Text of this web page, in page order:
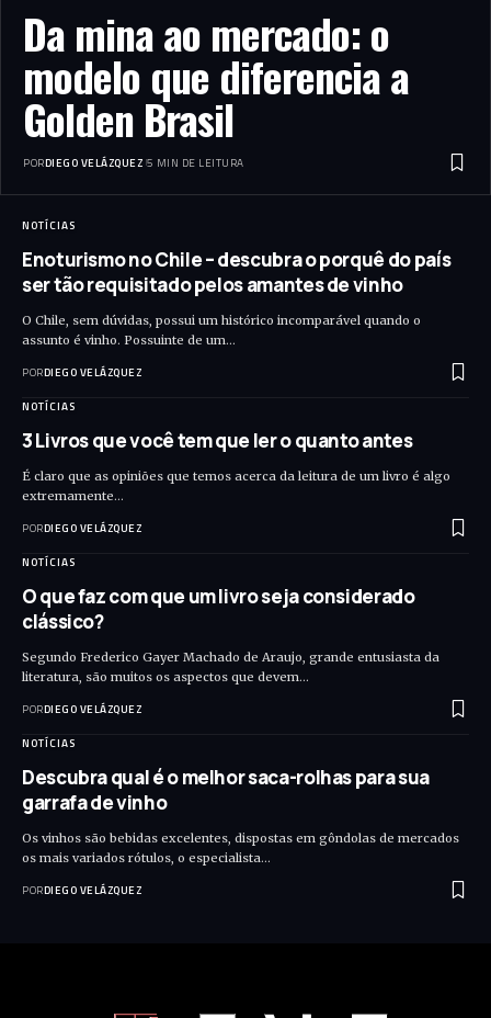
Da mina ao mercado: o
modelo que diferencia a
Golden Brasil
PORDIEGO VELÁZQUEZ 5 MIN DE LEITURA
NOTÍCIAS
Enoturismo no Chile – descubra o porquê do país
ser tão requisitado pelos amantes de vinho
O Chile, sem dúvidas, possui um histórico incomparável quando o
assunto é vinho. Possuinte de um…
PORDIEGO VELÁZQUEZ
NOTÍCIAS
3 Livros que você tem que ler o quanto antes
É claro que as opiniões que temos acerca da leitura de um livro é algo
extremamente…
PORDIEGO VELÁZQUEZ
NOTÍCIAS
O que faz com que um livro seja considerado
clássico?
Segundo Frederico Gayer Machado de Araujo, grande entusiasta da
literatura, são muitos os aspectos que devem…
PORDIEGO VELÁZQUEZ
NOTÍCIAS
Descubra qual é o melhor saca-rolhas para sua
garrafa de vinho
Os vinhos são bebidas excelentes, dispostas em gôndolas de mercados
os mais variados rótulos, o especialista…
PORDIEGO VELÁZQUEZ